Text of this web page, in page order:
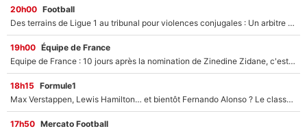
20h00 Football
Des terrains de Ligue 1 au tribunal pour violences conjugales : Un arbitre français encourt une peine de 18 mois de prison !
19h00 Équipe de France
Equipe de France : 10 jours après la nomination de Zinedine Zidane, c'est au tour de son fils de prendre un nouveau départ !
18h15 Formule1
Max Verstappen, Lewis Hamilton… et bientôt Fernando Alonso ? Le classement des pilotes les mieux payés en Formule 1 risque de changer !
17h50 Mercato Football